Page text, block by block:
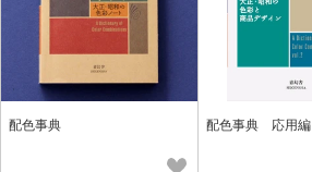
配色事典 配色事典 応用編